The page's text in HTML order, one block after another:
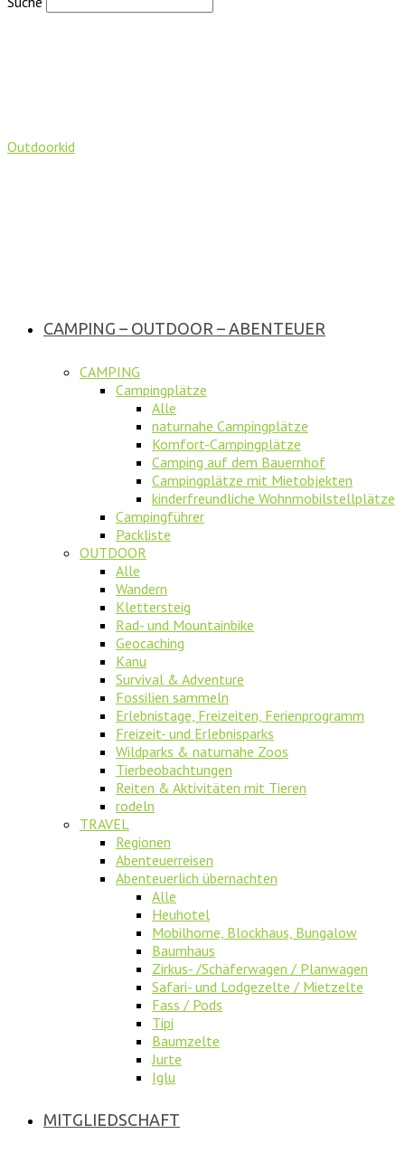
Outdoorkid
CAMPING – OUTDOOR – ABENTEUER
CAMPING
Campingplätze
Alle
naturnahe Campingplätze
Komfort-Campingplätze
Camping auf dem Bauernhof
Campingplätze mit Mietobjekten
kinderfreundliche Wohnmobilstellplätze
Campingführer
Packliste
OUTDOOR
Alle
Wandern
Klettersteig
Rad- und Mountainbike
Geocaching
Kanu
Survival & Adventure
Fossilien sammeln
Erlebnistage, Freizeiten, Ferienprogramm
Freizeit- und Erlebnisparks
Wildparks & naturnahe Zoos
Tierbeobachtungen
Reiten & Aktivitäten mit Tieren
rodeln
TRAVEL
Regionen
Abenteuerreisen
Abenteuerlich übernachten
Alle
Heuhotel
Mobilhome, Blockhaus, Bungalow
Baumhaus
Zirkus- /Schäferwagen / Planwagen
Safari- und Lodgezelte / Mietzelte
Fass / Pods
Tipi
Baumzelte
Jurte
Iglu
MITGLIEDSCHAFT